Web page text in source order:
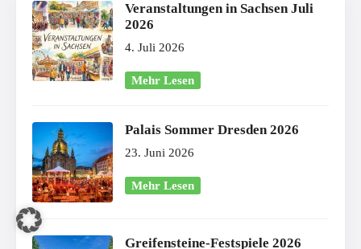
Veranstaltungen in Sachsen Juli
2026
4. Juli 2026
Mehr Lesen
Palais Sommer Dresden 2026
23. Juni 2026
Mehr Lesen
Greifensteine-Festspiele 2026